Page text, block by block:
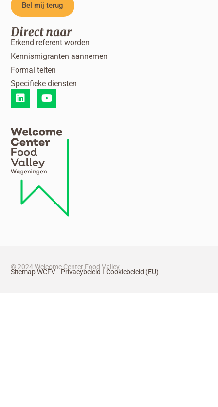
Bel mij terug
Direct naar
Erkend referent worden
Kennismigranten aannemen
Formaliteiten
Specifieke diensten
© 2024 Welcome Center Food Valley
Sitemap WCFV Privacybeleid Cookiebeleid (EU)